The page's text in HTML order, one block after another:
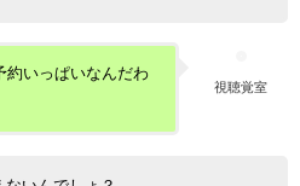
視聴覚室
約いっぱいなんだわ